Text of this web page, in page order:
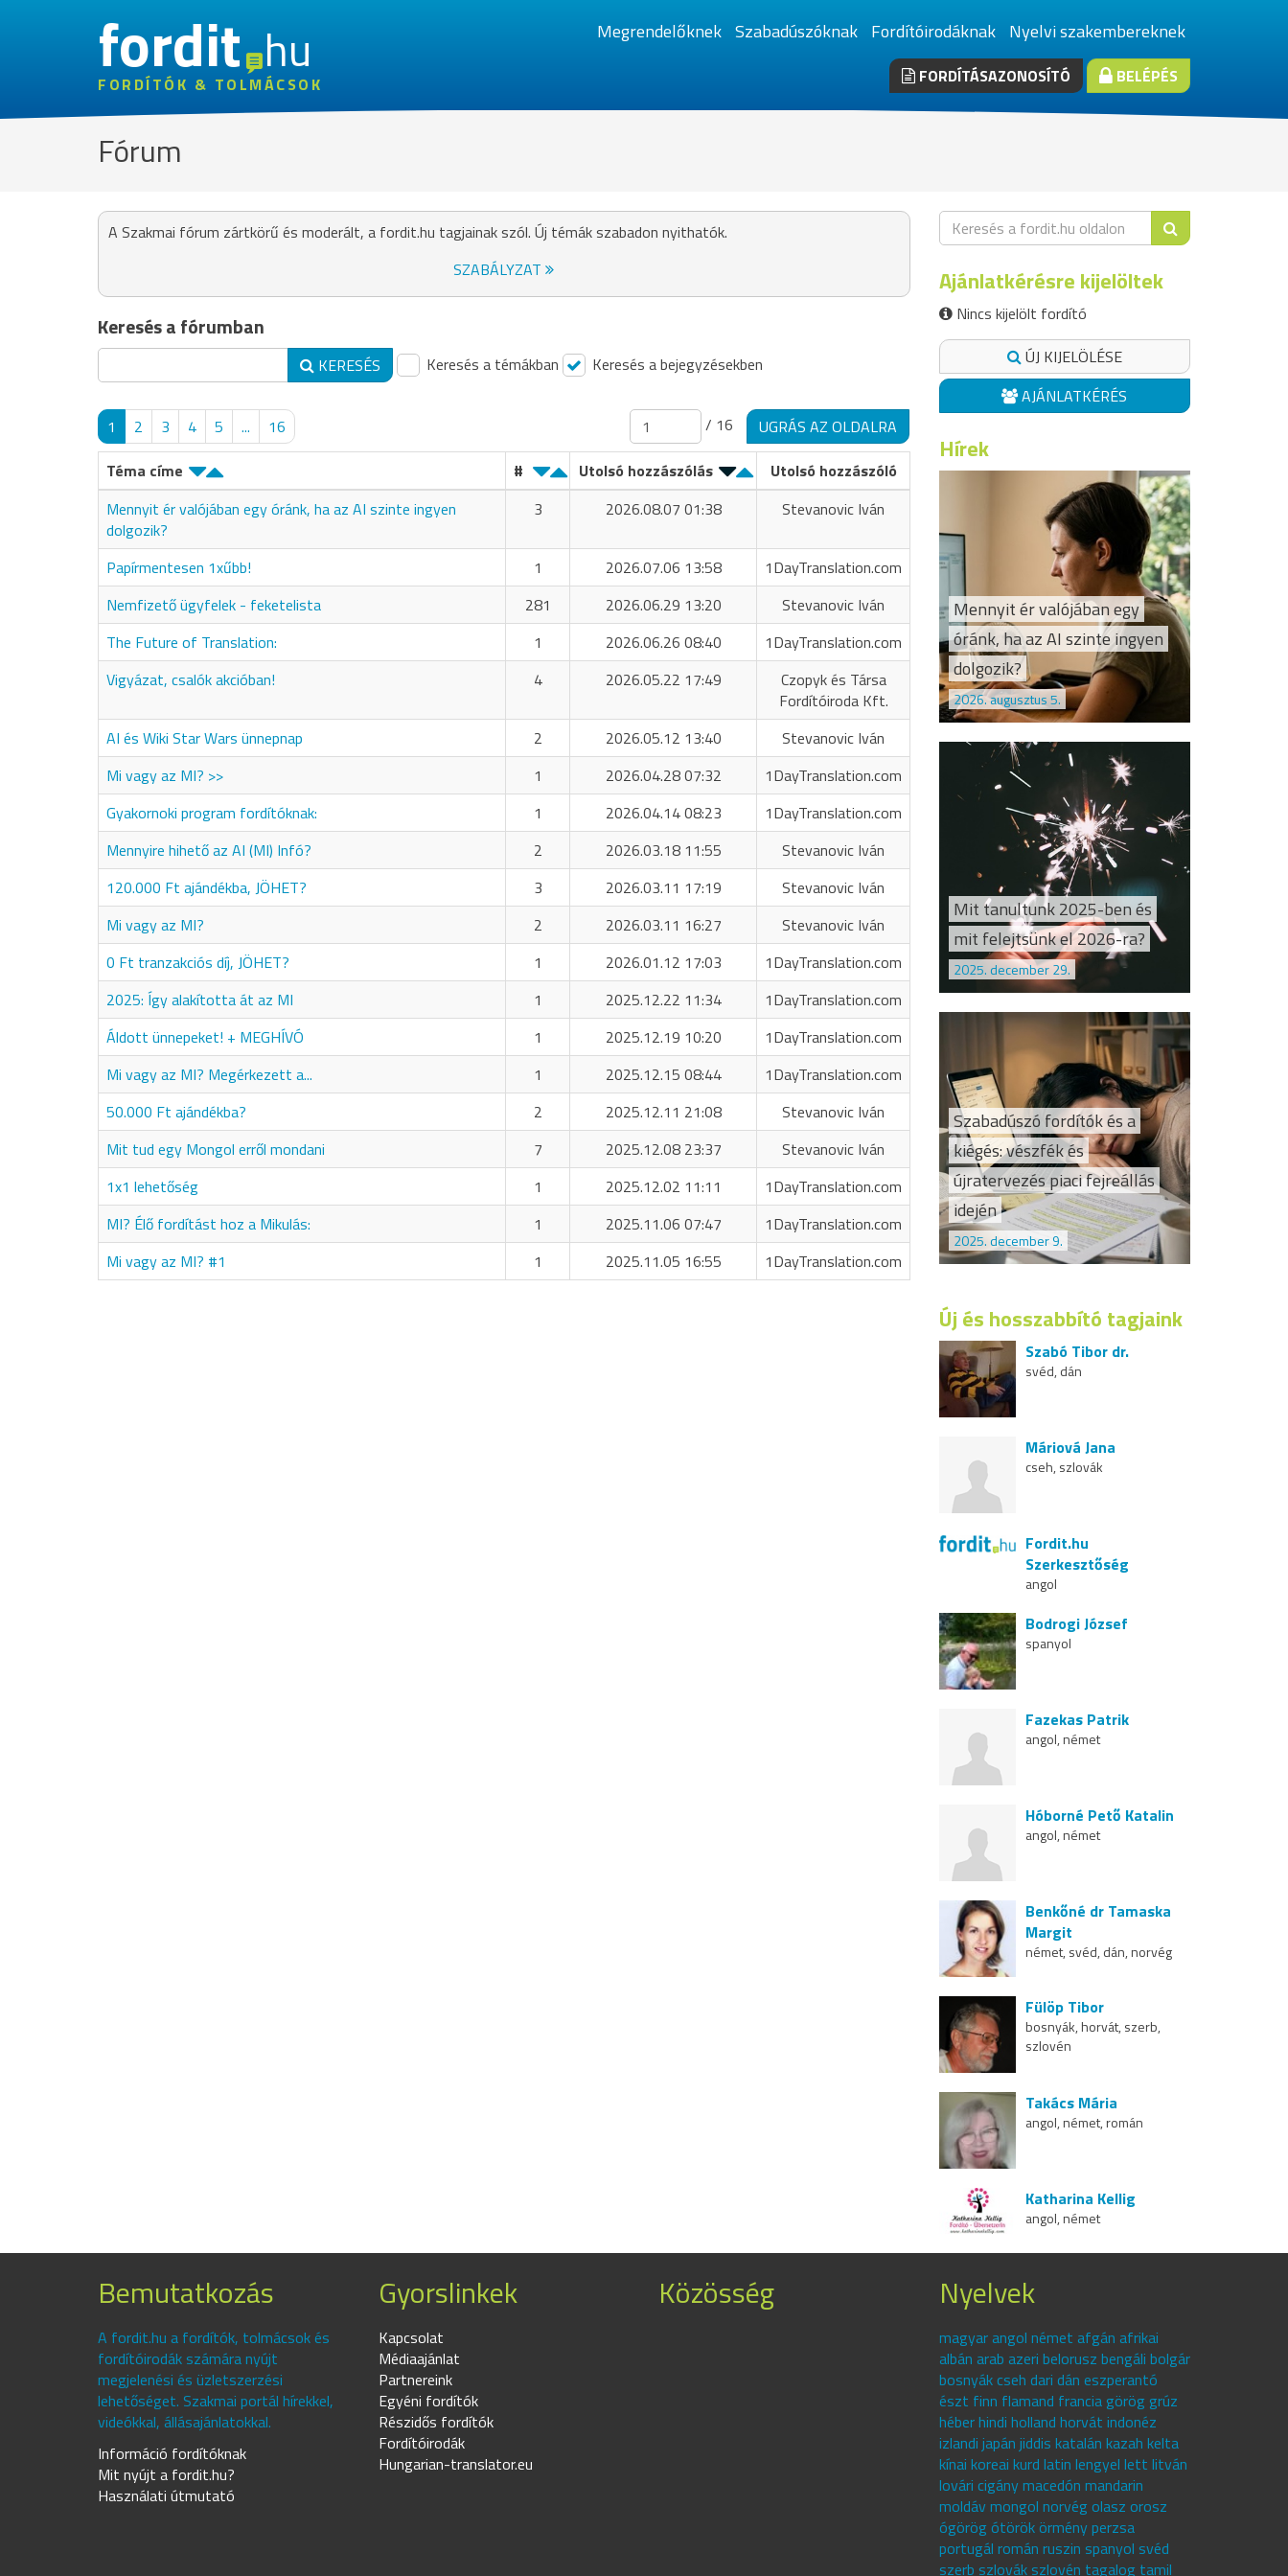
fordithu
FORDÍTÓK & TOLMÁCSOK
Megrendelőknek Szabadúszóknak Fordítóirodáknak Nyelvi szakembereknek
FORDÍTÁSAZONOSÍTÓ BELÉPÉS
Fórum
A Szakmai fórum zártkörű és moderált, a fordit.hu tagjainak szól. Új témák szabadon nyithatók.
SZABÁLYZAT
Keresés a fórumban
KERESÉS Keresés a témákban Keresés a bejegyzésekben
1 2 3 4 5 ... 16 / 16
UGRÁS AZ OLDALRA
Téma címe
# Utolsó hozzászólás
Utolsó hozzászóló
Mennyit ér valójában egy óránk, ha az AI szinte ingyen
dolgozik?
3 2026.08.07 01:38 Stevanovic Iván
Papírmentesen 1xűbb! 1 2026.07.06 13:58
1DayTranslation.com
Nemfizető ügyfelek - feketelista
281 2026.06.29 13:20
Stevanovic Iván
The Future of Translation:
1 2026.06.26 08:40
1DayTranslation.com
Vigyázat, csalók akcióban!
4 2026.05.22 17:49
Czopyk és Társa
Fordítóiroda Kft.
AI és Wiki Star Wars ünnepnap
2 2026.05.12 13:40
Stevanovic Iván
Mi vagy az MI? >>
1 2026.04.28 07:32
1DayTranslation.com
Gyakornoki program fordítóknak:
1 2026.04.14 08:23
1DayTranslation.com
Mennyire hihető az AI (MI) Infó?
2 2026.03.18 11:55
Stevanovic Iván
120.000 Ft ajándékba, JÖHET?
3 2026.03.11 17:19
Stevanovic Iván
Mi vagy az MI?
2 2026.03.11 16:27
Stevanovic Iván
0 Ft tranzakciós díj, JÖHET?
1 2026.01.12 17:03
1DayTranslation.com
2025: Így alakította át az MI
1 2025.12.22 11:34
1DayTranslation.com
Áldott ünnepeket! + MEGHÍVÓ
1 2025.12.19 10:20
1DayTranslation.com
Mi vagy az MI? Megérkezett a...
1 2025.12.15 08:44
1DayTranslation.com
50.000 Ft ajándékba?
2 2025.12.11 21:08
Stevanovic Iván
Mit tud egy Mongol erről mondani
7 2025.12.08 23:37
Stevanovic Iván
1x1 lehetőség
1 2025.12.02 11:11
1DayTranslation.com
MI? Élő fordítást hoz a Mikulás:
1 2025.11.06 07:47
1DayTranslation.com
Mi vagy az MI? #1
1 2025.11.05 16:55 1DayTranslation.com
Ajánlatkérésre kijelöltek
Nincs kijelölt fordító
ÚJ KIJELÖLÉSE
AJÁNLATKÉRÉS
Hírek
Mennyit ér valójában egy
óránk, ha az AI szinte ingyen
dolgozik?
2026. augusztus 5.
Mit tanultunk 2025-ben és
mit felejtsünk el 2026-ra?
2025. december 29.
Szabadúszó fordítók és a
kiégés: vészfék és
újratervezés piaci fejreállás
idején
2025. december 9.
Új és hosszabbító tagjaink
Szabó Tibor dr.
svéd, dán
Máriová Jana
cseh, szlovák
Fordit.hu
Szerkesztőség
angol
Bodrogi József
spanyol
Fazekas Patrik
angol, német
Hóborné Pető Katalin
angol, német
Benkőné dr Tamaska
Margit
német, svéd, dán, norvég
Fülöp Tibor
bosnyák, horvát, szerb,
szlovén
Takács Mária
angol, német, román
Katharina Kellig
angol, német
Bemutatkozás
A fordit.hu a fordítók, tolmácsok és
fordítóirodák számára nyújt
megjelenési és üzletszerzési
lehetőséget. Szakmai portál hírekkel,
videókkal, állásajánlatokkal.
Információ fordítóknak
Mit nyújt a fordit.hu?
Használati útmutató
Gyorslinkek
Kapcsolat
Médiaajánlat
Partnereink
Egyéni fordítók
Részidős fordítók
Fordítóirodák
Hungarian-translator.eu
Közösség Nyelvek
magyar angol német afgán afrikai
albán arab azeri belorusz bengáli bolgár
bosnyák cseh dari dán eszperantó
észt finn flamand francia görög grúz
héber hindi holland horvát indonéz
izlandi japán jiddis katalán kazah kelta
kínai koreai kurd latin lengyel lett litván
lovári cigány macedón mandarin
moldáv mongol norvég olasz orosz
ógörög ótörök örmény perzsa
portugál román ruszin spanyol svéd
szerb szlovák szlovén tagalog tamil